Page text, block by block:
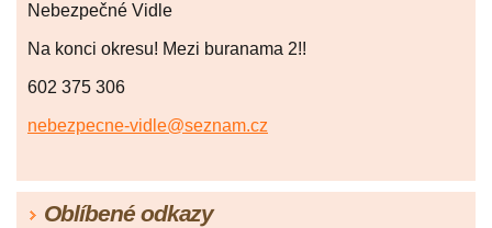
Nebezpečné Vidle
Na konci okresu! Mezi buranama 2!!
602 375 306
nebezpecne-vidle@seznam.cz
Oblíbené odkazy